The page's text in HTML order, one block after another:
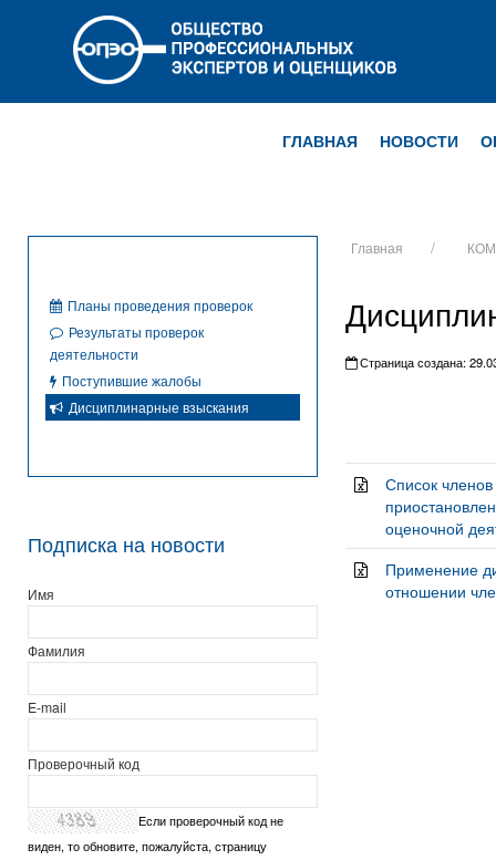
ГЛАВНАЯ НОВОСТИ
Главная
Страница создана:
Список
оценочной
Применение
отношении
Планы проведения проверок
Результаты проверок
деятельности
Поступившие жалобы
Дисциплинарные взыскания
Подписка на новости
Имя
Фамилия
E-mail
Проверочный код
Если проверочный код не
виден, то обновите, пожалуйста, страницу